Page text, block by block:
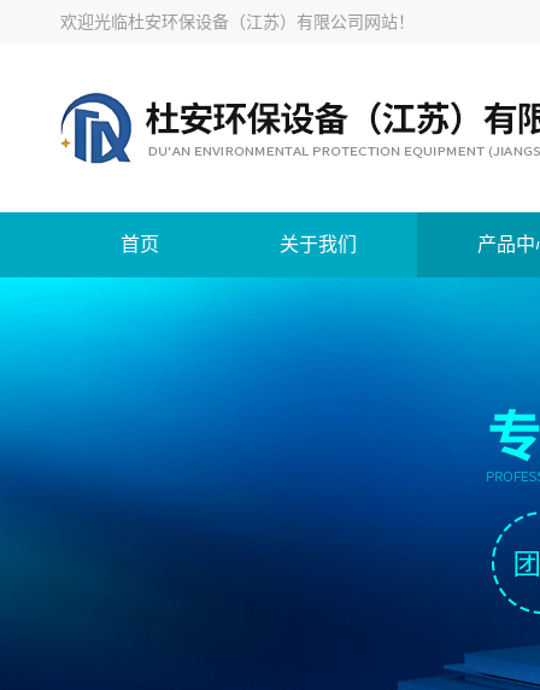
欢迎光临杜安环保设备（江苏）有限公司网站！
首页 关于我们 产品中